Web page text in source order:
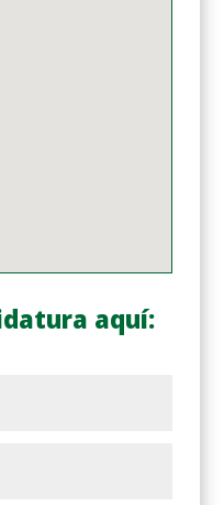
aquí: